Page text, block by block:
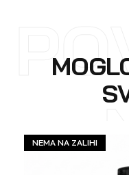
NEMA NA ZALIHI